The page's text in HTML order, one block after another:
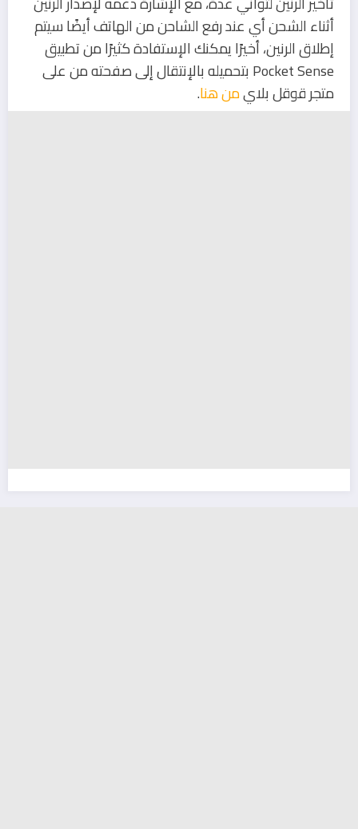
أثناء الشحن أي عند رفع الشاحن من الهاتف أيضًا سيتم
إطلاق الرنين، أخيرًا يمكنك الإستفادة كثيرًا من تطبيق
Pocket Sense بتحميله بالإنتقال إلى صفحته من على
متجر قوقل بلايمن هنا.